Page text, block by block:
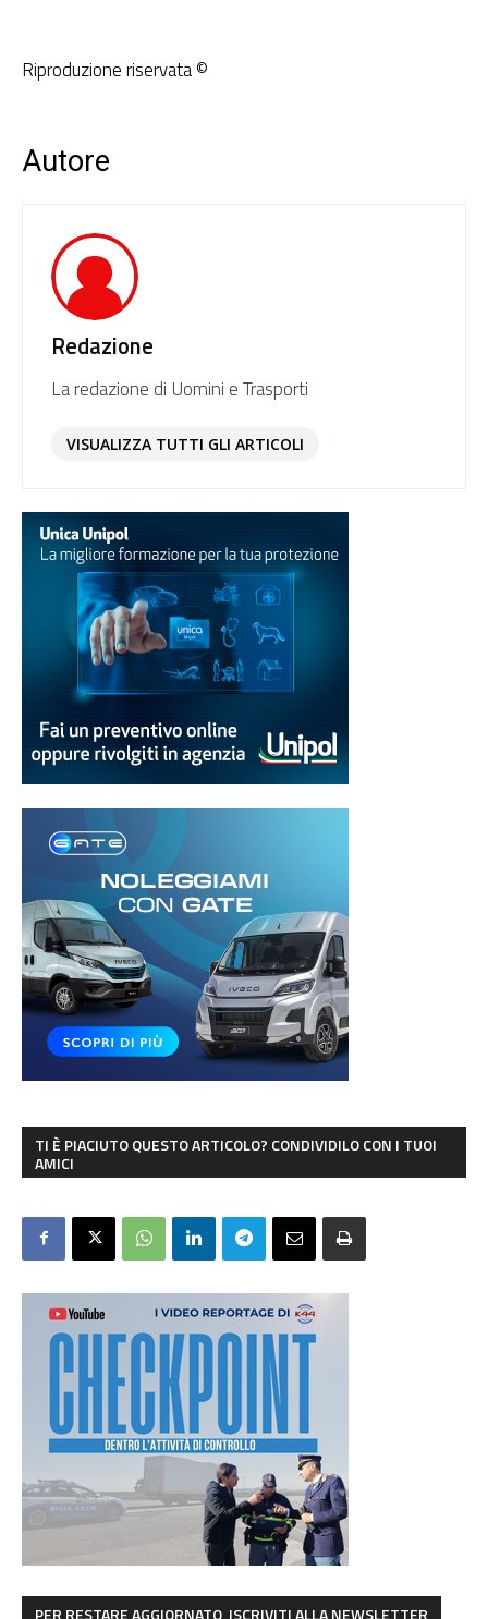
Riproduzione riservata ©
Autore
Redazione
La redazione di Uomini e Trasporti
VISUALIZZA TUTTI GLI ARTICOLI
TI È PIACIUTO QUESTO ARTICOLO? CONDIVIDILO CON I TUOI
AMICI
PER RESTARE AGGIORNATO, ISCRIVITI ALLA NEWSLETTER